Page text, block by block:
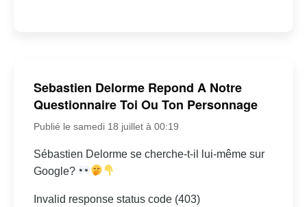
Sebastien Delorme Repond A Notre
Questionnaire Toi Ou Ton Personnage
Publié le samedi 18 juillet à 00:19
Sébastien Delorme se cherche-t-il lui-même sur
Google?
Invalid response status code (403)